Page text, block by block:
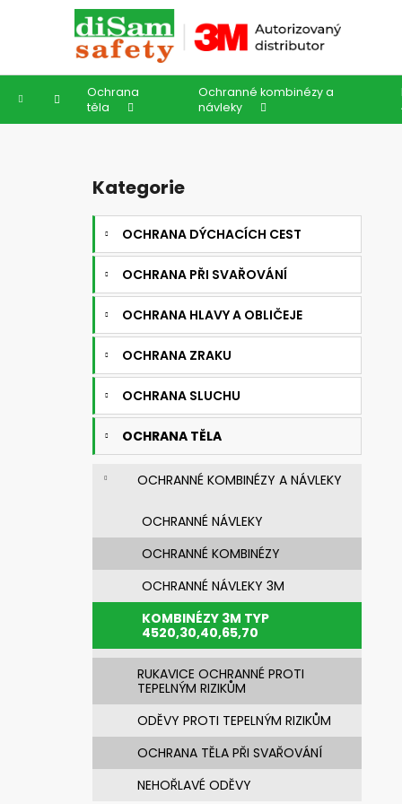
Domů
Ochrana
těla
Ochranné kombinézy a
návleky
Přeskočit
kategorie
Kategorie
OCHRANA DÝCHACÍCH CEST
OCHRANA PŘI SVAŘOVÁNÍ
OCHRANA HLAVY A OBLIČEJE
OCHRANA ZRAKU
OCHRANA SLUCHU
OCHRANA TĚLA
OCHRANNÉ KOMBINÉZY A NÁVLEKY
OCHRANNÉ NÁVLEKY
OCHRANNÉ KOMBINÉZY
OCHRANNÉ NÁVLEKY 3M
KOMBINÉZY 3M TYP
4520,30,40,65,70
RUKAVICE OCHRANNÉ PROTI
TEPELNÝM RIZIKŮM
ODĚVY PROTI TEPELNÝM RIZIKŮM
OCHRANA TĚLA PŘI SVAŘOVÁNÍ
NEHOŘLAVÉ ODĚVY
í
Zpět
do
obchodu
Zpět
do
obchodu
631830 SVÁŘEČSKÁ KUKLA 3M
SPEEDGLAS G5-03 PRO S FILTREM G5-
01/03VC
14 269,76 Kč
Původně:20 385,37 Kč